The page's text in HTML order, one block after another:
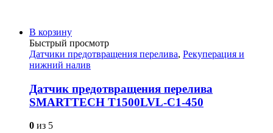
В корзину
Быстрый просмотр
Датчики предотвращения перелива, Рекуперация и
нижний налив
Датчик предотвращения перелива
SMARTTECH T1500LVL-C1-450
0 из 5